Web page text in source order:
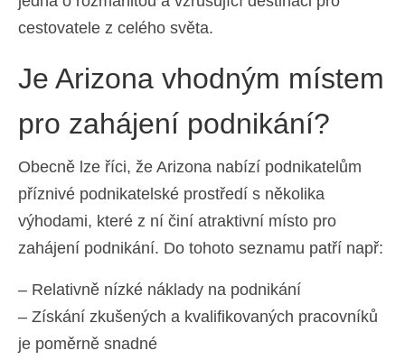
cestovatele z celého světa.
Je Arizona vhodným místem
pro zahájení podnikání?
Obecně lze říci, že Arizona nabízí podnikatelům
příznivé podnikatelské prostředí s několika
výhodami, které z ní činí atraktivní místo pro
zahájení podnikání. Do tohoto seznamu patří např:
– Relativně nízké náklady na podnikání
– Získání zkušených a kvalifikovaných pracovníků
je poměrně snadné